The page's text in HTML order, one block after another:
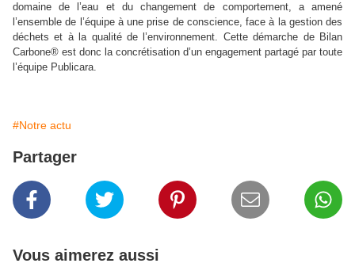
domaine de l’eau et du changement de comportement, a amené
l’ensemble de l’équipe à une prise de conscience, face à la gestion des
déchets et à la qualité de l’environnement. Cette démarche de Bilan
Carbone® est donc la concrétisation d’un engagement partagé par toute
l’équipe Publicara.
#Notre actu
Partager
Vous aimerez aussi